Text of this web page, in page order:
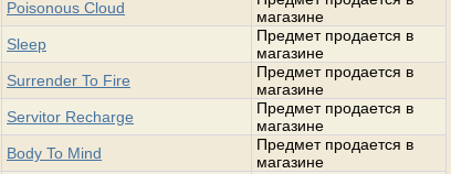
Poisonous Cloud
магазине
Sleep
Предмет продается в
магазине
Surrender To Fire
Предмет продается в
магазине
Servitor Recharge
Предмет продается в
магазине
Body To Mind
Предмет продается в
магазине